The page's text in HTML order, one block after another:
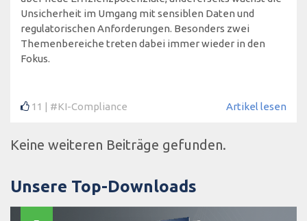
Unsicherheit im Umgang mit sensiblen Daten und
regulatorischen Anforderungen. Besonders zwei
Themenbereiche treten dabei immer wieder in den
Fokus.
11 #KI-Compliance Artikel lesen
Keine weiteren Beiträge gefunden.
Unsere Top-Downloads